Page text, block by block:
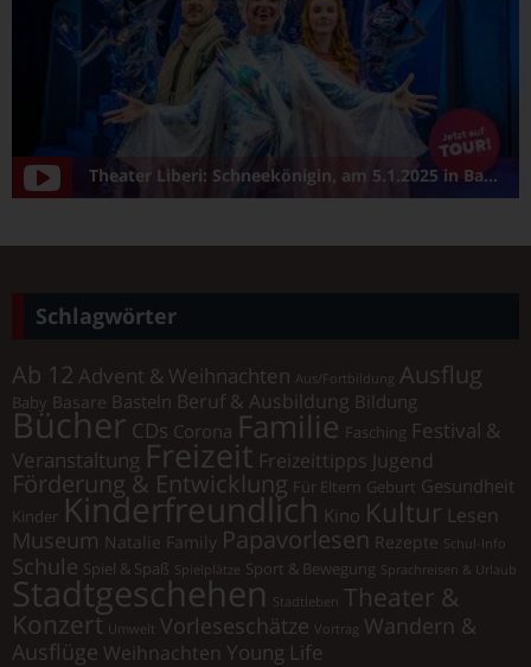
Theater Liberi: Schneekönigin, am 5.1.2025 in Bamberg/Konzerthalle
Schlagwörter
Ab 12 Advent & Weihnachten Aus/Fortbildung Ausflug
Baby Basare Basteln Beruf & Ausbildung Bildung
Bücher CDs Corona Familie Fasching Festival &
Veranstaltung Freizeit Freizeittipps Jugend
Förderung & Entwicklung Für Eltern Geburt Gesundheit
Kinder Kinderfreundlich Kino Kultur Lesen
Museum Natalie Family Papavorlesen Rezepte Schul-Info
Schule Spiel & Spaß Spielplätze Sport & Bewegung Sprachreisen & Urlaub
Stadtgeschehen Stadtleben Theater &
Konzert Umwelt Vorleseschätze Vortrag Wandern &
Ausflüge Weihnachten Young Life